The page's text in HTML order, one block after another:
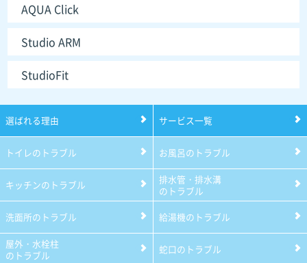
AQUA Click
Studio ARM
StudioFit
選ばれる理由 サービス一覧
トイレのトラブル お風呂のトラブル
キッチンのトラブル
排水管・排水溝
のトラブル
洗面所のトラブル
給湯機のトラブル
屋外・水栓柱
のトラブル
蛇口のトラブル